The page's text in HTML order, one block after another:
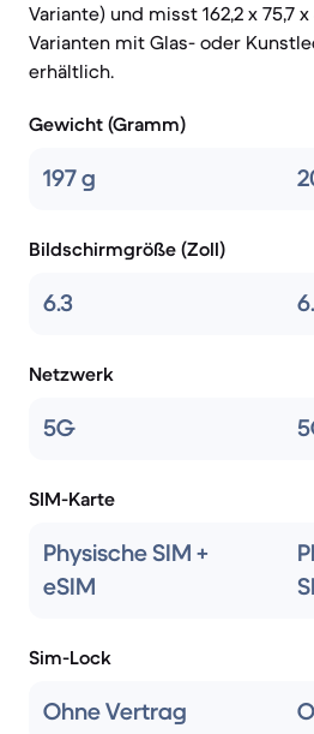
Variante) und misst 162,2 x 75,7
Varianten mit Glas- oder
erhältlich.
Gewicht (Gramm)
197 g
Bildschirmgröße (Zoll)
6.3
Netzwerk
5G
SIM-Karte
Physische SIM +
eSIM
Sim-Lock
Ohne Vertrag